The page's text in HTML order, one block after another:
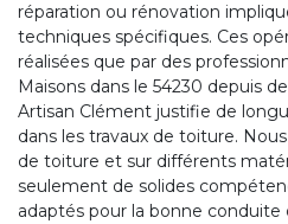
réparation ou rénovation
techniques spécifiques. Ces
réalisées que par des
Maisons dans le 54230 depuis
Artisan Clément justifie de
dans les travaux de toiture.
de toiture et sur différents
seulement de solides
adaptés pour la bonne conduite